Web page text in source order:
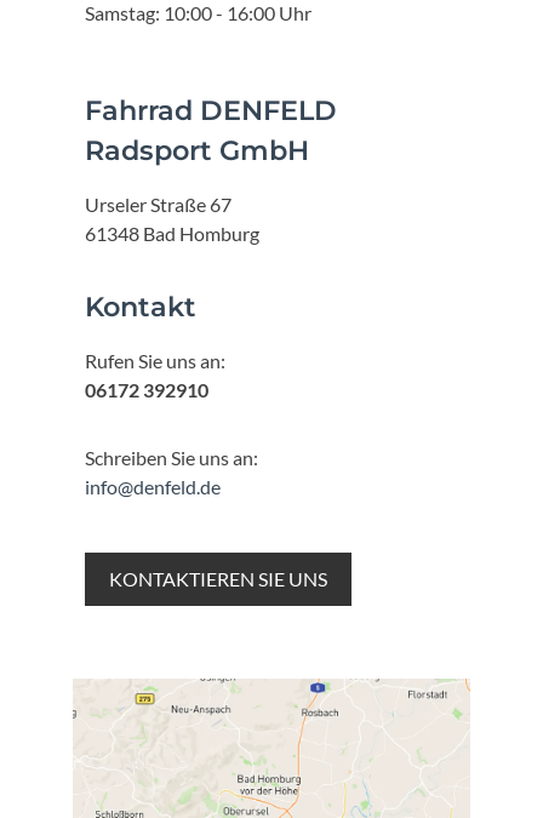
Samstag: 10:00 - 16:00 Uhr
Fahrrad DENFELD
Radsport GmbH
Urseler Straße 67
61348 Bad Homburg
Kontakt
Rufen Sie uns an:
06172 392910
Schreiben Sie uns an:
info@denfeld.de
KONTAKTIEREN SIE UNS